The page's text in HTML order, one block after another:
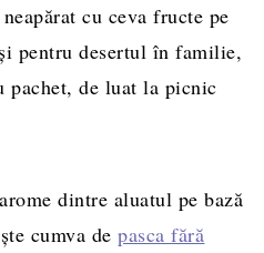
cu ceva fructe pe
pentru desertul în familie,
pachet, de luat la picnic
dintre aluatul pe bază
cumva depasca fără